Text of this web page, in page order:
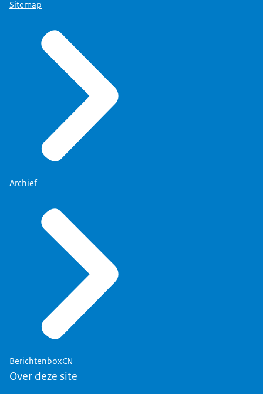
Sitemap
Archief
BerichtenboxCN
Over deze site